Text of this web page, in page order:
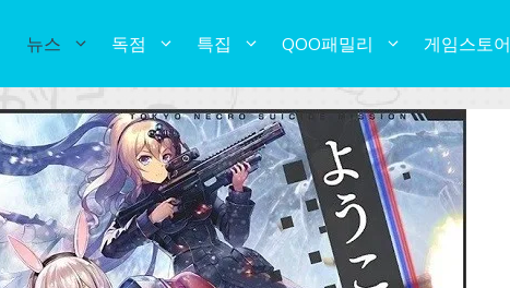
뉴스 독점 특집 QOO패밀리 게임스토어